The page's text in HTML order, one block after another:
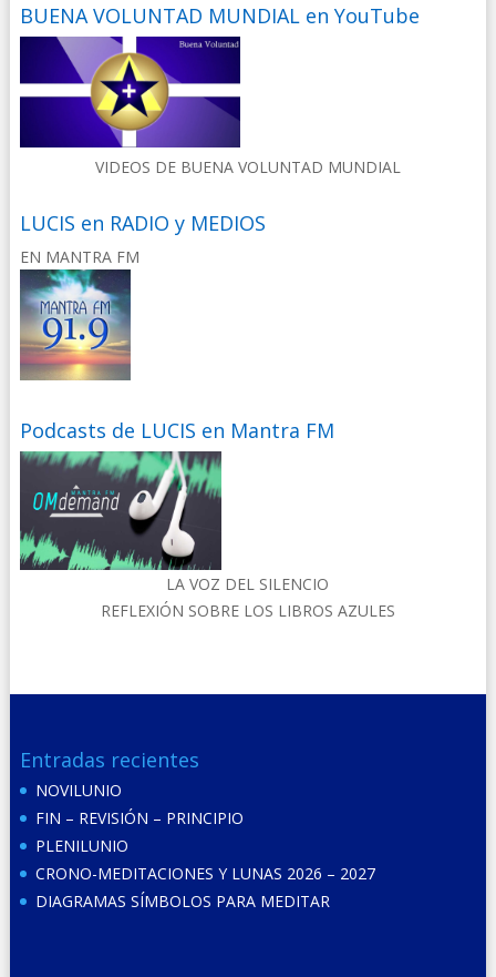
BUENA VOLUNTAD MUNDIAL en YouTube
VIDEOS DE BUENA VOLUNTAD MUNDIAL
LUCIS en RADIO y MEDIOS
EN MANTRA FM
Podcasts de LUCIS en Mantra FM
LA VOZ DEL SILENCIO
REFLEXIÓN SOBRE LOS LIBROS AZULES
Entradas recientes
NOVILUNIO
FIN – REVISIÓN – PRINCIPIO
PLENILUNIO
CRONO-MEDITACIONES Y LUNAS 2026 – 2027
DIAGRAMAS SÍMBOLOS PARA MEDITAR